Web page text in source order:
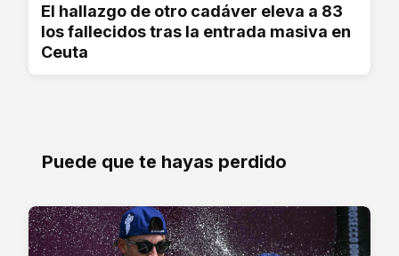
El hallazgo de otro cadáver eleva a 83
los fallecidos tras la entrada masiva en
Ceuta
Puede que te hayas perdido